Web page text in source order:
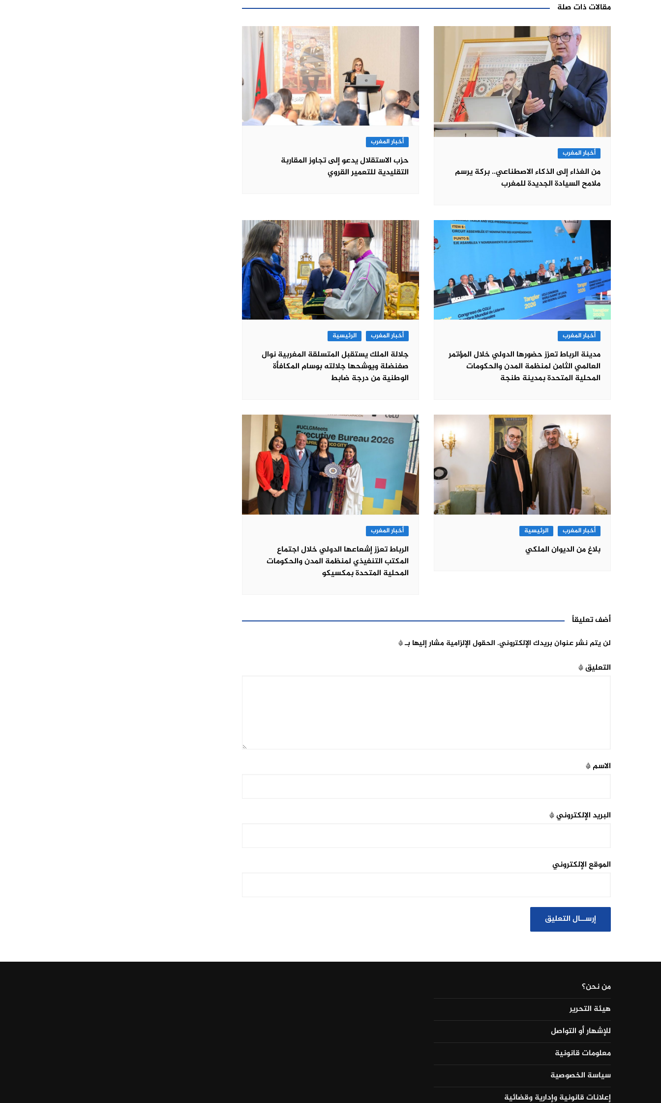
مقالات ذات صلة
أخبار المغرب
من الغذاء إلى الذكاء الاصطناعي.. بركة يرسم
ملامح السيادة الجديدة للمغرب
أخبار المغرب
حزب الاستقلال يدعو إلى تجاوز المقاربة
التقليدية للتعمير القروي
أخبار المغرب
مدينة الرباط تعزز حضورها الدولي خلال المؤتمر
العالمي الثامن لمنظمة المدن والحكومات
المحلية المتحدة بمدينة طنجة
أخبار المغرب الرئيسية
جلالة الملك يستقبل المتسلقة المغربية نوال
صفنضلة ويوشحها جلالته بوسام المكافأة
الوطنية من درجة ضابط
أخبار المغرب الرئيسية
بلاغ من الديوان الملكي
أخبار المغرب
الرباط تعزز إشعاعها الدولي خلال اجتماع
المكتب التنفيذي لمنظمة المدن والحكومات
المحلية المتحدة بمكسيكو
أضف تعليقاً
لن يتم نشر عنوان بريدك الإلكتروني. الحقول الإلزامية مشار إليها بـ*
التعليق*
الاسم*
البريد الإلكتروني*
الموقع الإلكتروني
من نحن؟
هيئة التحرير
للإشهار أو التواصل
معلومات قانونية
سياسة الخصوصية
إعلانات قانونية وإدارية وقضائية